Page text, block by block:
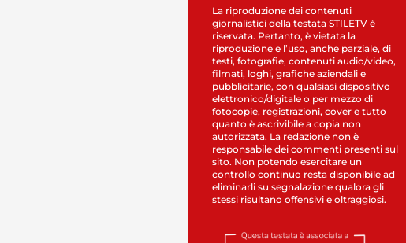
La riproduzione dei contenuti
giornalistici della testata STILETV è
riservata. Pertanto, è vietata la
riproduzione e l’uso, anche parziale, di
testi, fotografie, contenuti audio/video,
filmati, loghi, grafiche aziendali e
pubblicitarie, con qualsiasi dispositivo
elettronico/digitale o per mezzo di
fotocopie, registrazioni, cover e tutto
quanto è ascrivibile a copia non
autorizzata. La redazione non è
responsabile dei commenti presenti sul
sito. Non potendo esercitare un
controllo continuo resta disponibile ad
eliminarli su segnalazione qualora gli
stessi risultano offensivi e oltraggiosi.